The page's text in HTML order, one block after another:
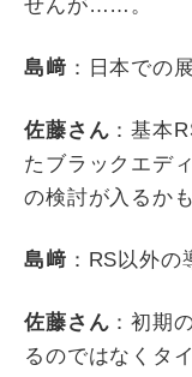
せんが…… 。
島﨑 ：日本での
佐藤さん ：基本
たブラックエデ
の検討が入るか
島﨑 ： RS以外の
佐藤さん ：初期
るのではなくタ